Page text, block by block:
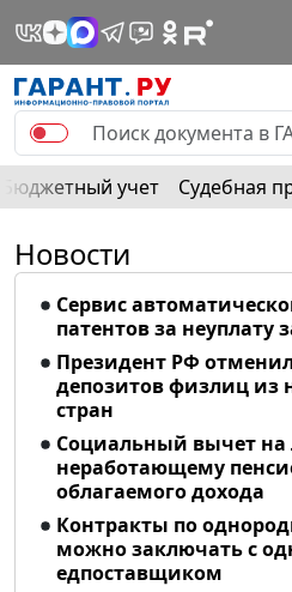
Бюджетный учет Судебная
Новости
Сервис
патентов за неуплату
Президент РФ
депозитов физлиц из
стран
Социальный вычет на
неработающему
облагаемого дохода
Контракты по
можно заключать с
едпоставщиком